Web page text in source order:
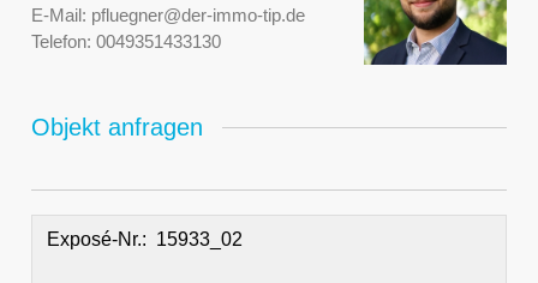
E-Mail: pfluegner@der-immo-tip.de
Telefon: 0049351433130
Objekt anfragen
Exposé-Nr.: